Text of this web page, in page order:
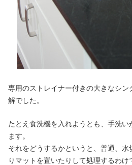
専用のストレイナー付きの大きなシン
解でした。
たとえ食洗機を入れようとも、手洗い
ます。
それをどうするかというと、普通、
りマットを置いたりして処理するわけ